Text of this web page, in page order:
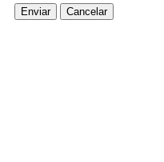
Enviar Cancelar